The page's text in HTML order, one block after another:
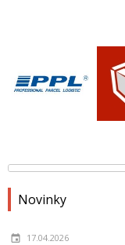
Novinky
17.04.2026